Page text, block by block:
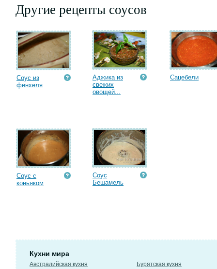
Другие рецепты соусов
Соус из
фенхеля
Аджика из
свежих
овощей...
Сацебели
Соус с
коньяком
Соус
Бешамель
Кухни мира
Австралийская кухня
Бурятская кухня